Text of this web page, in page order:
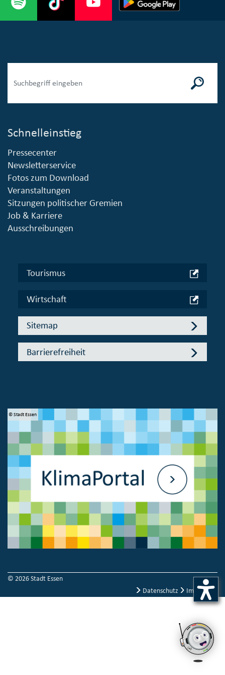
Schnelleinstieg
Pressecenter
Newsletterservice
Fotos zum Download
Veranstaltungen
Sitzungen politischer Gremien
Job & Karriere
Ausschreibungen
Tourismus
Wirtschaft
Sitemap
Barrierefreiheit
© Stadt Essen
© 2026 Stadt Essen
Datenschutz
Impressum